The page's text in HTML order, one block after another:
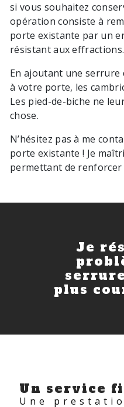
si vous souhaitez
opération consiste à
porte existante par un
résistant aux effractions.
En ajoutant une serrure
à votre porte, les
Les pied-de-biche ne
chose.
N’hésitez pas à me
porte existante ! Je
permettant de
Je
plus
Un service
Une